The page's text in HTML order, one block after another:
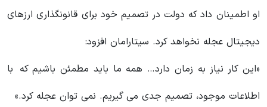
او اطمینان داد که دولت در تصمیم خود برای قانونگذاری ارزهای
دیجیتال عجله نخواهد کرد. سیتارامان افزود:
«این کار نیاز به زمان دارد… همه ما باید مطمئن باشیم که با
اطلاعات موجود، تصمیم جدی می گیریم. نمی توان عجله کرد.»